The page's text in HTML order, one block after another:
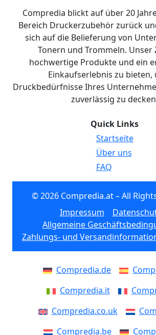
Compredia blickt auf über 20
Bereich Druckerzubehör zurück
sich auf die Belieferung von
Tonern und Trommeln. Unser
hochwertige Produkte und ein
Einkaufserlebnis zu bieten,
Druckbedürfnisse Ihres
zuverlässig zu
Quick Links
Startseite
Über uns
FAQ
© 2026 Compredia.at – All
Impressum
Allgemeine
Zahlungs- und
Compredia.de
Compredia.it
Compredia.co.uk
Compredia.be